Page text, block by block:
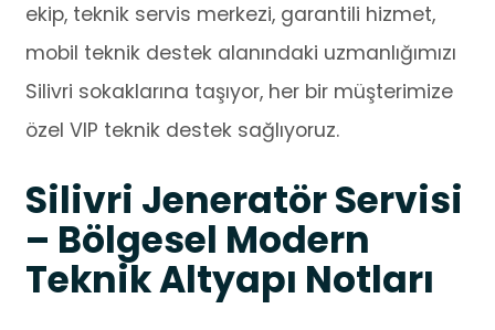
ekip, teknik servis merkezi, garantili hizmet,
mobil teknik destek alanındaki uzmanlığımızı
Silivri sokaklarına taşıyor, her bir müşterimize
özel VIP teknik destek sağlıyoruz.
Silivri Jeneratör Servisi
– Bölgesel Modern
Teknik Altyapı Notları